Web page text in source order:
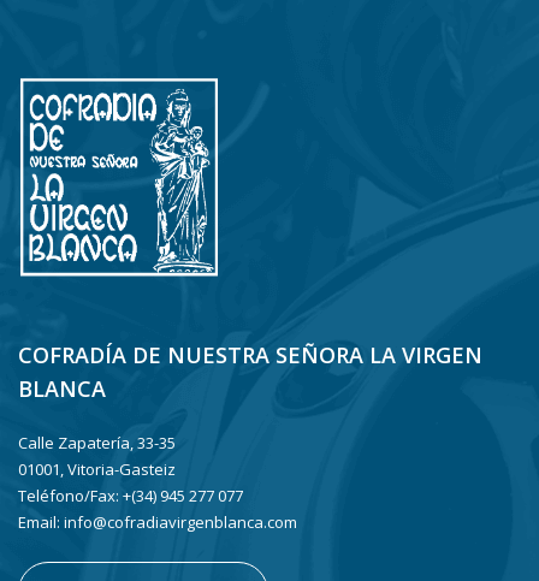
COFRADÍA DE NUESTRA SEÑORA LA VIRGEN
BLANCA
Calle Zapatería, 33-35
01001, Vitoria-Gasteiz
Teléfono/Fax: +(34) 945 277 077
Email: info@cofradiavirgenblanca.com